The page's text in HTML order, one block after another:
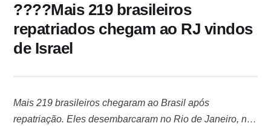
????Mais 219 brasileiros
repatriados chegam ao RJ vindos
de Israel
Mais 219 brasileiros chegaram ao Brasil após
repatriação. Eles desembarcaram no Rio de Janeiro, na